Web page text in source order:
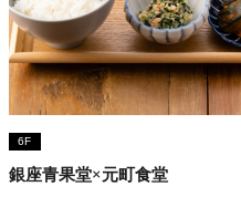
6F
銀座青果堂×元町食堂